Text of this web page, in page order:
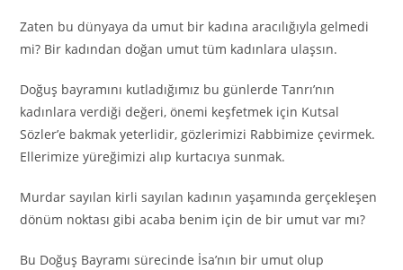
Zaten bu dünyaya da umut bir kadına aracılığıyla gelmedi
mi? Bir kadından doğan umut tüm kadınlara ulaşsın.
Doğuş bayramını kutladığımız bu günlerde Tanrı’nın
kadınlara verdiği değeri, önemi keşfetmek için Kutsal
Sözler’e bakmak yeterlidir, gözlerimizi Rabbimize çevirmek.
Ellerimize yüreğimizi alıp kurtacıya sunmak.
Murdar sayılan kirli sayılan kadının yaşamında gerçekleşen
dönüm noktası gibi acaba benim için de bir umut var mı?
Bu Doğuş Bayramı sürecinde İsa’nın bir umut olup